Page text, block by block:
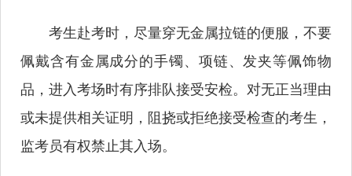
考生赴考时，尽量穿无金属拉链的便服，不要
佩戴含有金属成分的手镯、项链、发夹等佩饰物
品，进入考场时有序排队接受安检。对无正当理由
或未提供相关证明，阻挠或拒绝接受检查的考生，
监考员有权禁止其入场。